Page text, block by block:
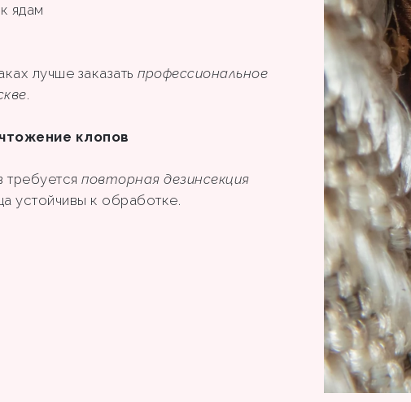
ядам
лучше заказать профессиональное
.
клопов
требуется повторная дезинсекция
устойчивы к обработке.